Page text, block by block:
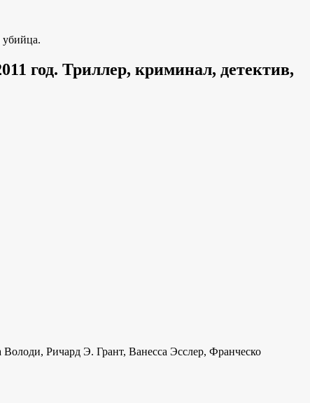
год. Триллер, криминал, детектив,
Ричард Э. Грант, Ванесса Эсслер, Франческо